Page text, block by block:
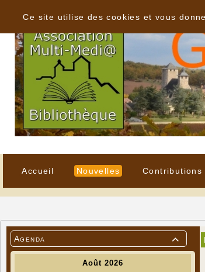
Accueil Nouvelles Contributions

Agenda
Ce site utilise des cookies et vous